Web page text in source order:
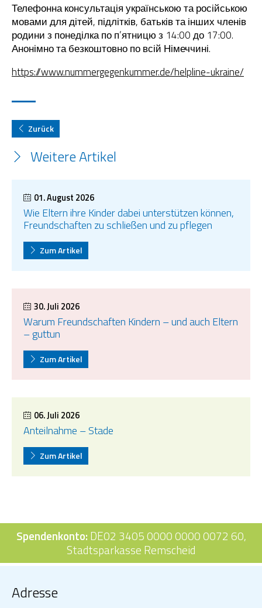
Телефонна консультація українською та російською
мовами для дітей, підлітків, батьків та інших членів
родини з понеділка по п’ятницю з 14:00 до 17:00.
Анонімно та безкоштовно по всій Німеччині.
https://www.nummergegenkummer.de/helpline-ukraine/
Zurück
Weitere Artikel
01. August 2026
Wie Eltern ihre Kinder dabei unterstützen können,
Freundschaften zu schließen und zu pflegen
Zum Artikel
30. Juli 2026
Warum Freundschaften Kindern – und auch Eltern
– guttun
Zum Artikel
06. Juli 2026
Anteilnahme – Stade
Zum Artikel
Spendenkonto: DE02 3405 0000 0000 0072 60,
Stadtsparkasse Remscheid
Adresse